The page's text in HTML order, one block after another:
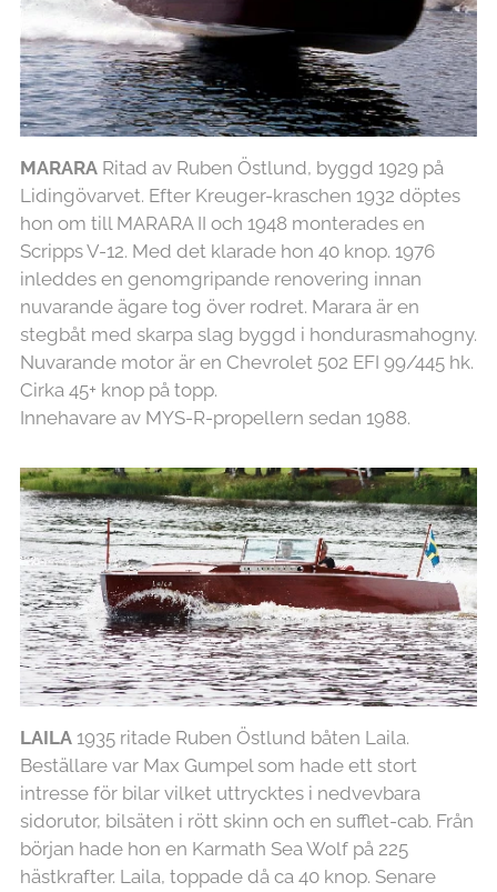
MARARA Ritad av Ruben Östlund, byggd 1929 på
Lidingövarvet. Efter Kreuger-kraschen 1932 döptes
hon om till MARARA II och 1948 monterades en
Scripps V-12. Med det klarade hon 40 knop. 1976
inleddes en genomgripande renovering innan
nuvarande ägare tog över rodret. Marara är en
stegbåt med skarpa slag byggd i hondurasmahogny.
Nuvarande motor är en Chevrolet 502 EFI 99/445 hk.
Cirka 45+ knop på topp.
Innehavare av MYS-R-propellern sedan 1988.
LAILA 1935 ritade Ruben Östlund båten Laila.
Beställare var Max Gumpel som hade ett stort
intresse för bilar vilket uttrycktes i nedvevbara
sidorutor, bilsäten i rött skinn och en sufflet-cab. Från
början hade hon en Karmath Sea Wolf på 225
hästkrafter. Laila, toppade då ca 40 knop. Senare